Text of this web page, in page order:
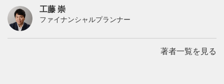
工藤 崇
ファイナンシャルプランナー
著者一覧を見る